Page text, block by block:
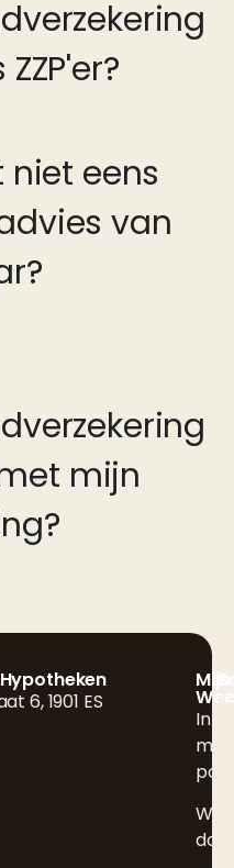
niet eens
van
mijn
6, 1901 ES
Mijn
mijn